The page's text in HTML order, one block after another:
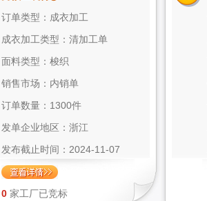
订单类型：成衣加工
成衣加工类型：清加工单
面料类型：梭织
销售市场：内销单
订单数量：1300件
发单企业地区：浙江
发布截止时间：2024-11-07
0 家工厂已竞标